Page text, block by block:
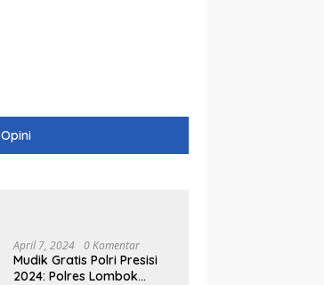
Opini
April 7, 2024 0 Komentar
Mudik Gratis Polri Presisi
2024: Polres Lombok